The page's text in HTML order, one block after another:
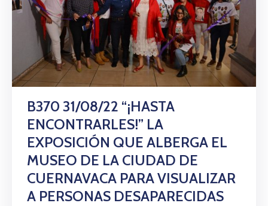
B370 31/08/22 “¡HASTA
ENCONTRARLES!” LA
EXPOSICIÓN QUE ALBERGA EL
MUSEO DE LA CIUDAD DE
CUERNAVACA PARA VISUALIZAR
A PERSONAS DESAPARECIDAS